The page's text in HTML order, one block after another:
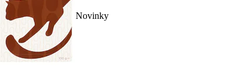
Novinky